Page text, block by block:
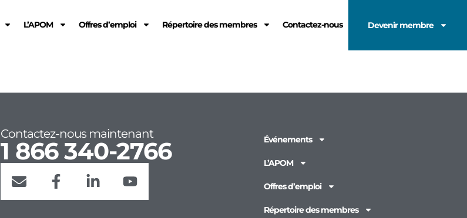
L’APOM Offres d’emploi Répertoire des membres Contactez-nous Devenir membre
Contactez-nous maintenant
1 866 340-2766 Événements
L’APOM
Offres d’emploi
Répertoire des membres